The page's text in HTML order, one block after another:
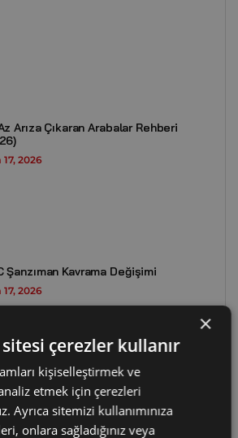
Arıza Çıkaran Arabalar Rehberi
17, 2026
Şanzıman Kavrama Değişimi
17, 2026
×
çerezler kullanır
kişiselleştirmek ve
etmek için çerezleri
Ayrıca sitemizi kullanımınıza
onlara sağladığınız veya